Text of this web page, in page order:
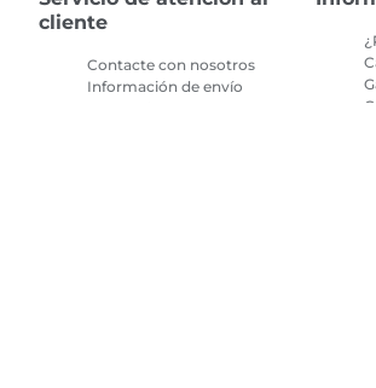
cliente
Contacte con nosotros
Información de envío